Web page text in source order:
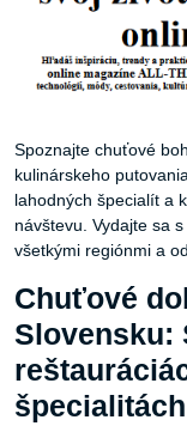
Spoznajte chuťové
kulinárskeho
lahodných špecialít a
návštevu. Vydajte sa
všetkými regiónmi a
Chuťové
Slovensku:
špecialitách